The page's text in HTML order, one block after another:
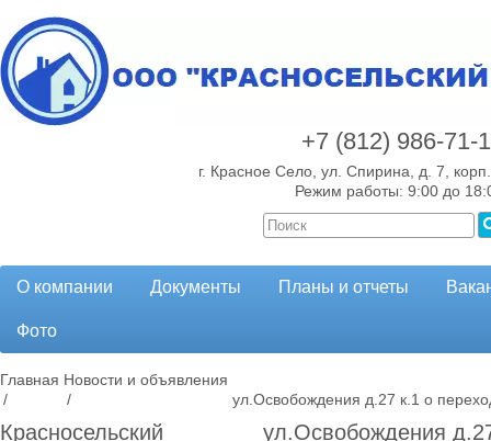
+7 (812) 986-71-
г. Красное Село, ул. Спирина, д. 7,
Режим работы: 9:00 до
О компании Документы Планы и отчеты
Фото
Главная
/
Новости и объявления
/
ул.Освобождения д.27 к.1 о
Красносельский
ул.Освобождения